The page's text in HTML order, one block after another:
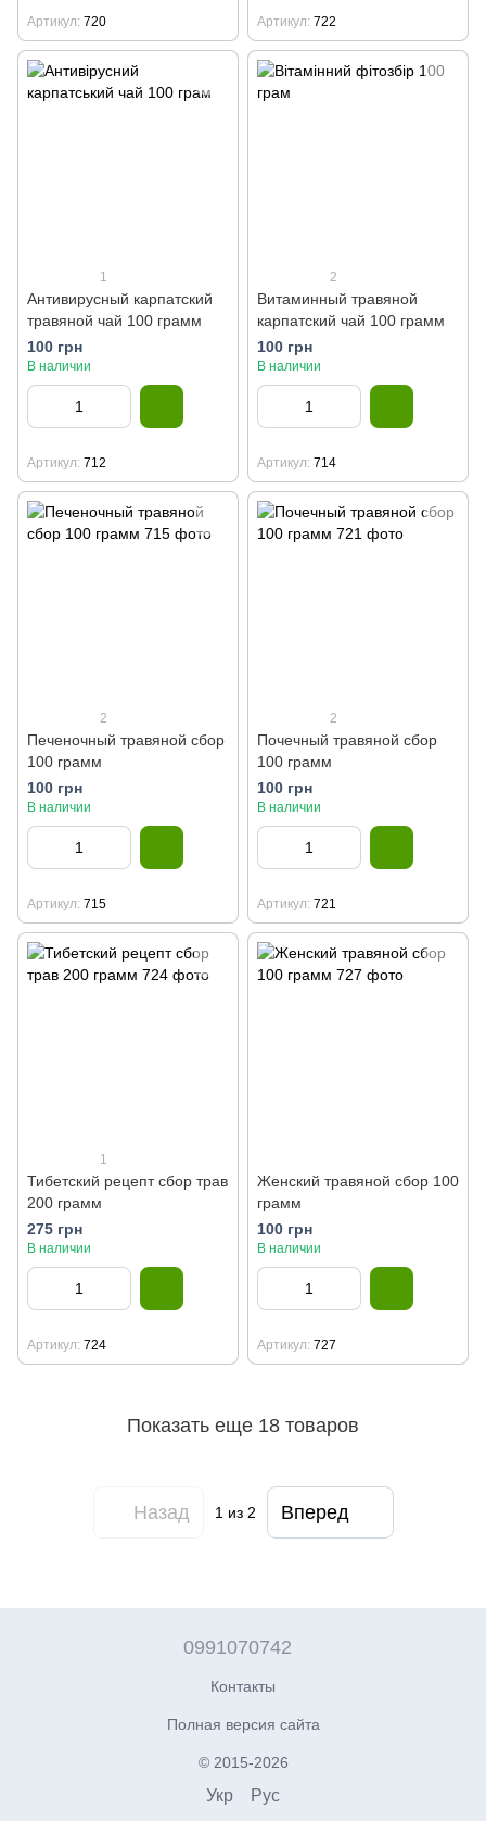
Артикул 720 Артикул 722
1
Антивирусный карпатский
травяной чай 100 грамм
100 грн
В наличии
Артикул 712
2
Витаминный травяной
карпатский чай 100 грамм
100 грн
В наличии
Артикул 714
2
Печеночный травяной сбор
100 грамм
100 грн
В наличии
Артикул 715
2
Почечный травяной сбор
100 грамм
100 грн
В наличии
Артикул 721
1
Тибетский рецепт сбор трав
200 грамм
275 грн
В наличии
Артикул 724
Женский травяной сбор 100
грамм
100 грн
В наличии
Артикул 727
Показать еще 18 товаров
Назад 1 из 2 Вперед
0991070742
Контакты
Полная версия сайта
© 2015-2026
Укр Рус